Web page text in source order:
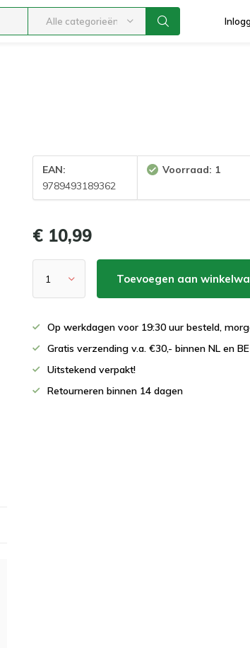
Alle categorieën
EAN:
9789493189362
Voorraad: 1
€ 10,99
Toevoegen aan
Op werkdagen voor 19:30 uur besteld,
Gratis verzending v.a. €30,- binnen NL en BE
Uitstekend verpakt!
Retourneren binnen 14 dagen